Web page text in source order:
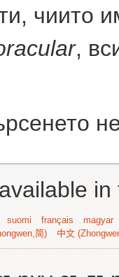
чиито
,
suomi français
magyar
简) 中文